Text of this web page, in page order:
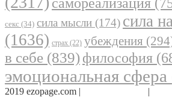
секс (34) сила мысли (174) сила
(1636) страх (22) убеждения
в себе (839) философия
эмоциональная сфера
2019 ezopage.com | |